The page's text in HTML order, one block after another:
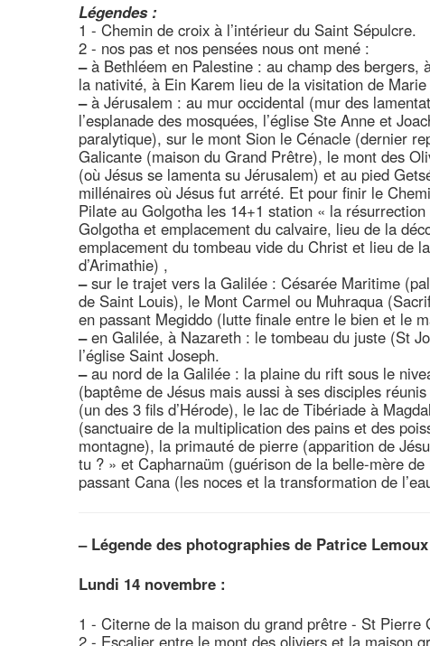
Légendes :
1 - Chemin de croix à l’intérieur du Saint Sépulcre.
2 - nos pas et nos pensées nous ont mené :
–à Bethléem en Palestine : au champ des
la nativité, à Ein Karem lieu de la visitation de
–à Jérusalem : au mur occidental (mur des
l’esplanade des mosquées, l’église Ste Anne et
paralytique), sur le mont Sion le Cénacle (dernier
Galicante (maison du Grand Prêtre), le mont des
(où Jésus se lamenta su Jérusalem) et au pied
millénaires où Jésus fut arrété. Et pour finir le
Pilate au Golgotha les 14+1 station « la
Golgotha et emplacement du calvaire, lieu de la
emplacement du tombeau vide du Christ et lieu de
d’Arimathie) ,
–sur le trajet vers la Galilée : Césarée Maritime
de Saint Louis), le Mont Carmel ou Muhraqua
en passant Megiddo (lutte finale entre le bien et le
–en Galilée, à Nazareth : le tombeau du juste (St
l’église Saint Joseph.
–au nord de la Galilée : la plaine du rift sous le
(baptême de Jésus mais aussi à ses disciples
(un des 3 fils d’Hérode), le lac de Tibériade à
(sanctuaire de la multiplication des pains et des
montagne), la primauté de pierre (apparition de
tu ? » et Capharnaüm (guérison de la belle-mère
passant Cana (les noces et la transformation de
– Légende des photographies de Patrice
Lundi 14 novembre :
1 - Citerne de la maison du grand prêtre - St Pierre
2 - Escalier entre le mont des oliviers et la maison